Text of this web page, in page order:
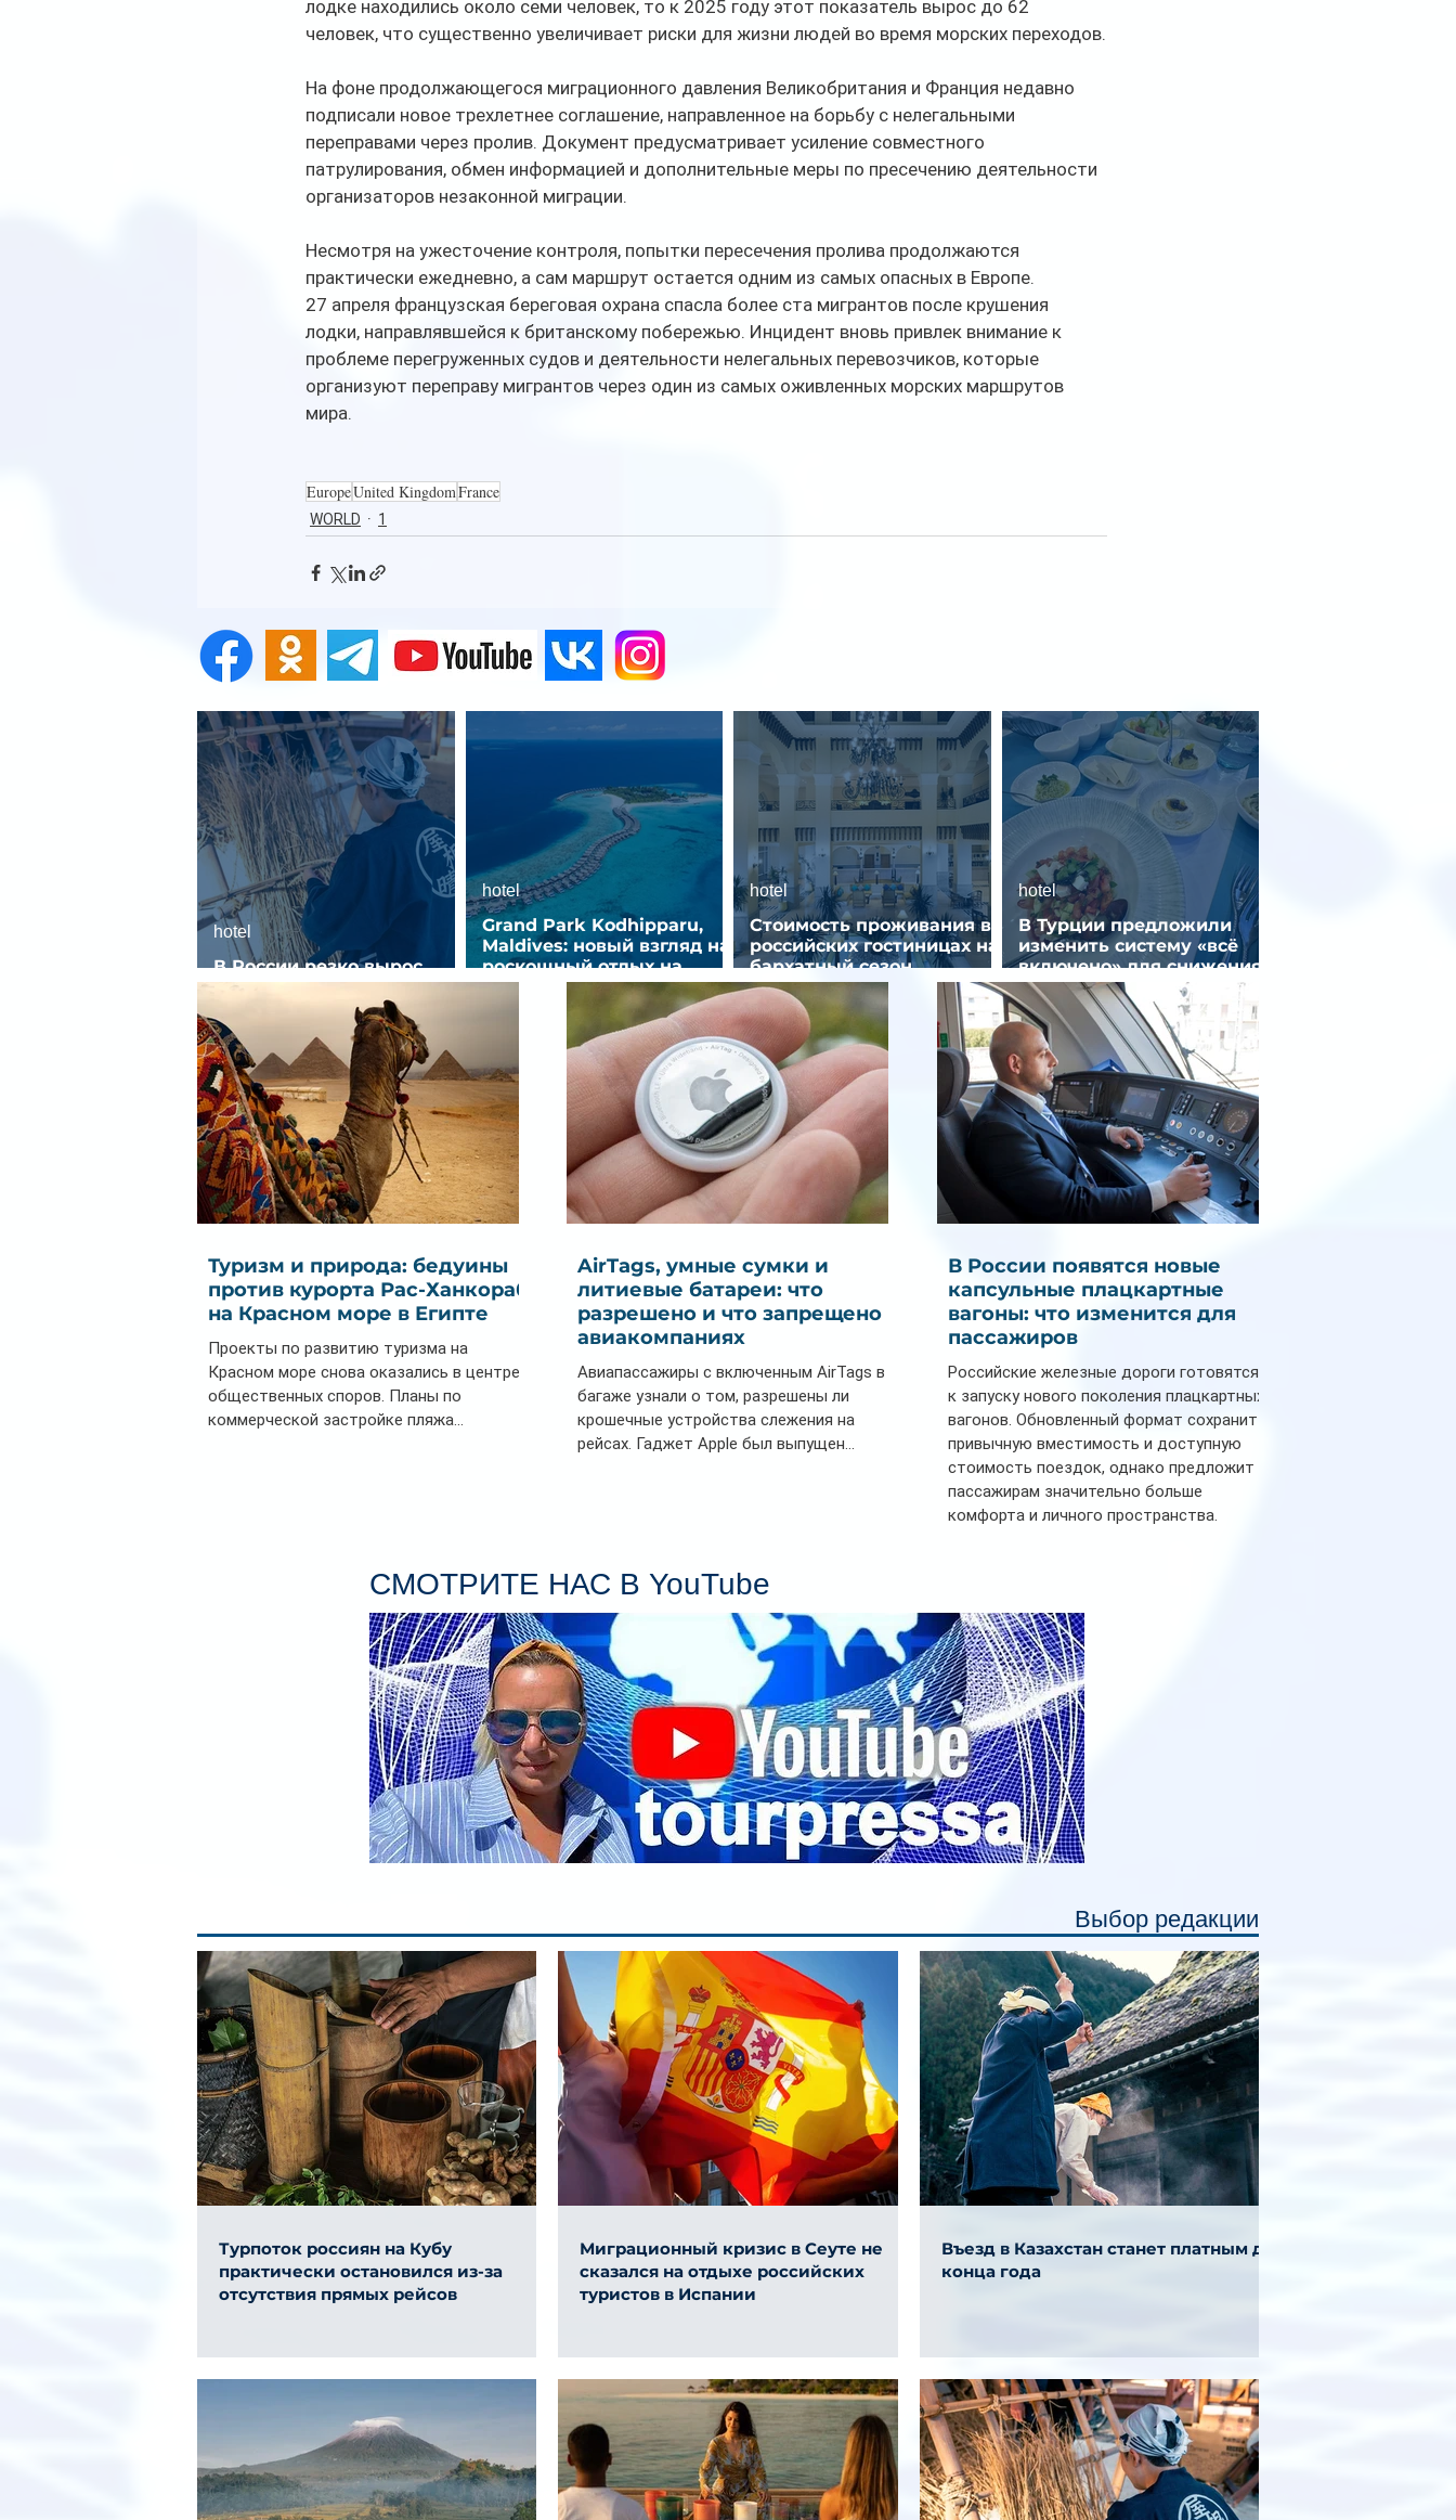
лодке находились около семи человек, то к 2025 году этот показатель вырос до 62
человек, что существенно увеличивает риски для жизни людей во время морских переходов.
На фоне продолжающегося миграционного давления Великобритания и Франция недавно
подписали новое трехлетнее соглашение, направленное на борьбу с нелегальными
переправами через пролив. Документ предусматривает усиление совместного
патрулирования, обмен информацией и дополнительные меры по пресечению деятельности
организаторов незаконной миграции.
Несмотря на ужесточение контроля, попытки пересечения пролива продолжаются
практически ежедневно, а сам маршрут остается одним из самых опасных в Европе.
27 апреля французская береговая охрана спасла более ста мигрантов после крушения
лодки, направлявшейся к британскому побережью. Инцидент вновь привлек внимание к
проблеме перегруженных судов и деятельности нелегальных перевозчиков, которые
организуют переправу мигрантов через один из самых оживленных морских маршрутов
мира.
EuropeUnited KingdomFrance
WORLD 1
В России резко вырос
спрос на отели без звезд
hotel
Grand Park Kodhipparu,
Maldives: новый взгляд на
роскошный отдых на
Мальдивах
hotel
Стоимость проживания в
российских гостиницах на
бархатный сезон
снизилась на 9%
hotel
В Турции предложили
изменить систему «всё
включено» для снижения
стоимости отдыха
hotel
Туризм и природа: бедуины
против курорта Рас-Ханкораб
на Красном море в Египте
Проекты по развитию туризма на
Красном море снова оказались в центре
общественных споров. Планы по
коммерческой застройке пляжа...
AirTags, умные сумки и
литиевые батареи: что
разрешено и что запрещено в
авиакомпаниях
Авиапассажиры с включенным AirTags в
багаже узнали о том, разрешены ли
крошечные устройства слежения на
рейсах. Гаджет Apple был выпущен...
В России появятся новые
капсульные плацкартные
вагоны: что изменится для
пассажиров
Российские железные дороги готовятся
к запуску нового поколения плацкартных
вагонов. Обновленный формат сохранит
привычную вместимость и доступную
стоимость поездок, однако предложит
пассажирам значительно больше
комфорта и личного пространства.
индивидуальные шторки у каждого
спального места. Они позволят
пассажирам закрыть свою полку во
время сна или отдыха, создав ощуще
СМОТРИТЕ НАС В YouTube
Выбор редакции
Турпоток россиян на Кубу
практически остановился из-за
отсутствия прямых рейсов
Миграционный кризис в Сеуте не
сказался на отдыхе российских
туристов в Испании
Въезд в Казахстан станет платным до
конца года